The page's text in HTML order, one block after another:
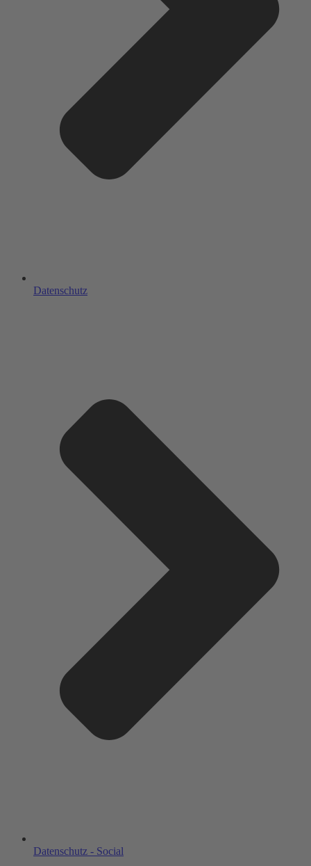
Datenschutz
Datenschutz - Social